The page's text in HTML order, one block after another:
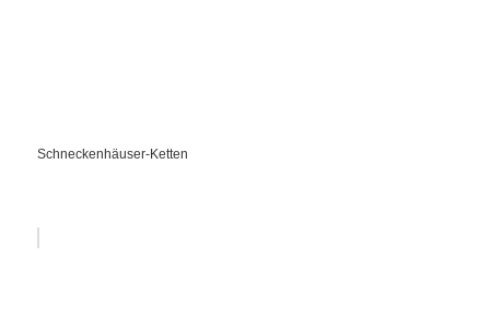
Schneckenhäuser-Ketten